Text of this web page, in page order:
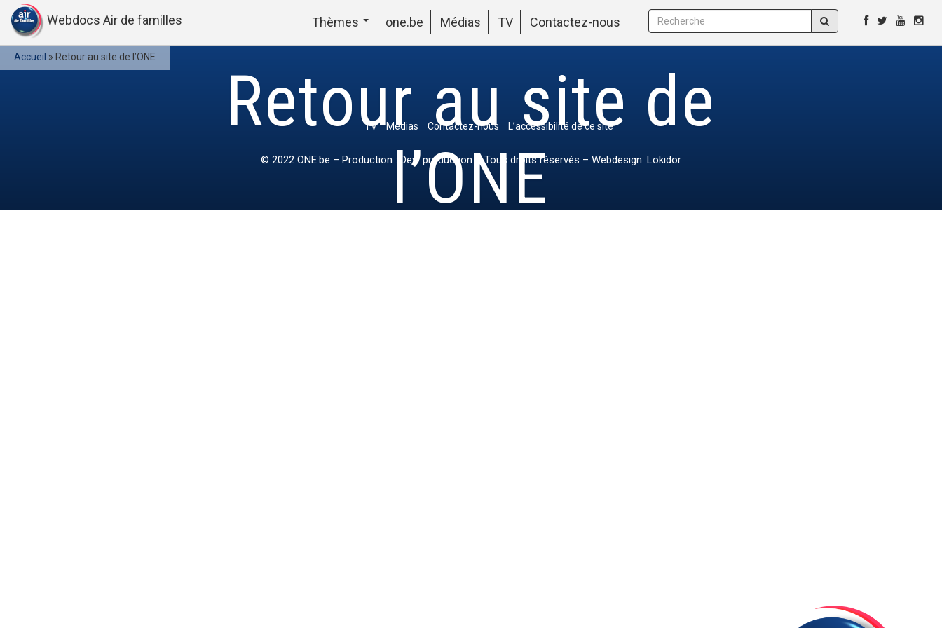
Webdocs Air de familles Thèmes one.be Médias TV Contactez-nous
Accueil » Retour au site de l’ONE
Retour au site de
l’ONE
TV Médias Contactez-nous L’accessibilité de ce site
© 2022 ONE.be – Production : Dew production – Tous droits réservés – Webdesign: Lokidor